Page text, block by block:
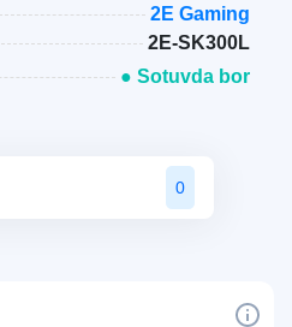
2E Gaming
2E-SK300L
● Sotuvda bor
0